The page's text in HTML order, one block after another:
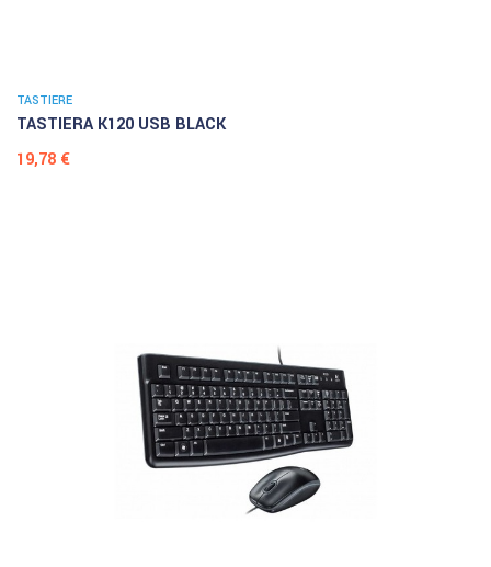
TASTIERE
TASTIERA K120 USB BLACK
Prezzo
19,78 €